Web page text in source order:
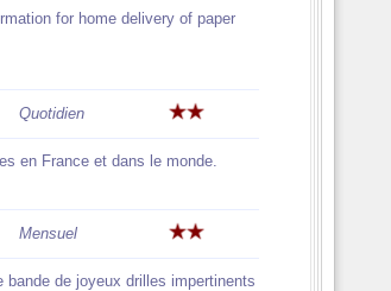
for home delivery of paper
Quotidien
en France et dans le monde.
Mensuel
de joyeux drilles impertinents